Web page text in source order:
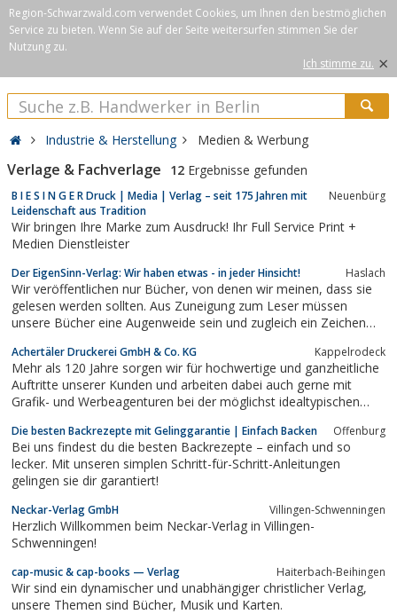
Region-Schwarzwald.com verwendet Cookies, um Ihnen den bestmöglichen
Service zu bieten. Wenn Sie auf der Seite weitersurfen stimmen Sie der
Nutzung zu.
Ich stimme zu. ×
Industrie & Herstellung Medien & Werbung
Verlage & Fachverlage 12 Ergebnisse gefunden
B I E S I N G E R Druck | Media | Verlag – seit 175 Jahren mit
Leidenschaft aus Tradition
Neuenbürg
Wir bringen Ihre Marke zum Ausdruck! Ihr Full Service Print +
Medien Dienstleister
Der EigenSinn-Verlag: Wir haben etwas - in jeder Hinsicht! Haslach
Wir veröffentlichen nur Bücher, von denen wir meinen, dass sie
gelesen werden sollten. Aus Zuneigung zum Leser müssen
unsere Bücher eine Augenweide sein und zugleich ein Zeichen
künstlerische Satire ist uns ein besonderes Anliegen.Der Mundart
widmen wir...
Achertäler Druckerei GmbH & Co. KG Kappelrodeck
Mehr als 120 Jahre sorgen wir für hochwertige und ganzheitliche
Auftritte unserer Kunden und arbeiten dabei auch gerne mit
Grafik- und Werbeagenturen bei der möglichst idealtypischen
Die besten Backrezepte mit Gelinggarantie | Einfach Backen Offenburg
Bei uns findest du die besten Backrezepte – einfach und so
lecker. Mit unseren simplen Schritt-für-Schritt-Anleitungen
gelingen sie dir garantiert!
Neckar-Verlag GmbH Villingen-Schwenningen
Herzlich Willkommen beim Neckar-Verlag in Villingen-
Schwenningen!
cap-music & cap-books — Verlag Haiterbach-Beihingen
Wir sind ein dynamischer und unabhängiger christlicher Verlag,
unsere Themen sind Bücher, Musik und Karten.